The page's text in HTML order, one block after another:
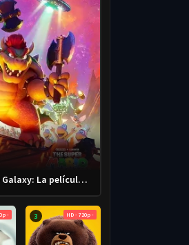
Super Mario Galaxy: La película 2026 HD 720p Latino
- 3 HD - 720p -